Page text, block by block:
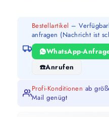
Bestellartikel –
anfragen (Nachricht ist
WhatsApp-
Anrufen
Profi-Konditionen ab
Mail genügt